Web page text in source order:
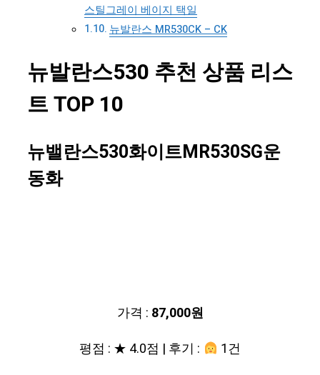
스틸그레이 베이지 택일
뉴발란스 MR530CK – CK
뉴발란스530 추천 상품 리스
트 TOP 10
뉴밸란스530화이트MR530SG운
동화
가격 : 87,000원
평점 : ★ 4.0점 | 후기 :
1건